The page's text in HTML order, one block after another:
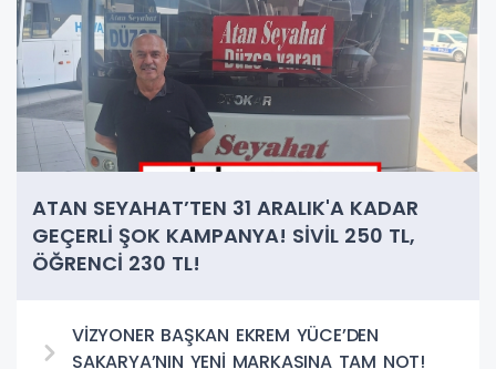
ATAN SEYAHAT’TEN 31 ARALIK'A KADAR
GEÇERLİ ŞOK KAMPANYA! SİVİL 250 TL,
ÖĞRENCİ 230 TL!
VİZYONER BAŞKAN EKREM YÜCE’DEN
SAKARYA’NIN YENİ MARKASINA TAM NOT!